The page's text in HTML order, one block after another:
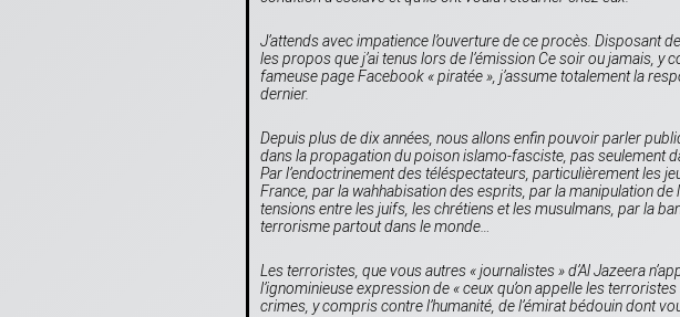
J’attends avec impatience l’ouverture de ce procès. Disposant
les propos que j’ai tenus lors de l’émission Ce soir ou jamais, y
fameuse pageFacebook« piratée », j’assume totalement la
dernier.
Depuis plus de dix années, nous allons enfin pouvoir parler
dans la propagation du poison islamo-fasciste, pas seulement
Par l’endoctrinement des téléspectateurs, particulièrement les
France, par la wahhabisation des esprits, par la manipulation de
tensions entre les juifs, les chrétiens et les musulmans, par la
terrorisme partout dans le monde…
Les terroristes, que vous autres « journalistes » d’Al Jazeera
l’ignominieuse expression de «ceux qu’on appelle les terroristes
crimes, y compris contre l’humanité, de l’émirat bédouin dont